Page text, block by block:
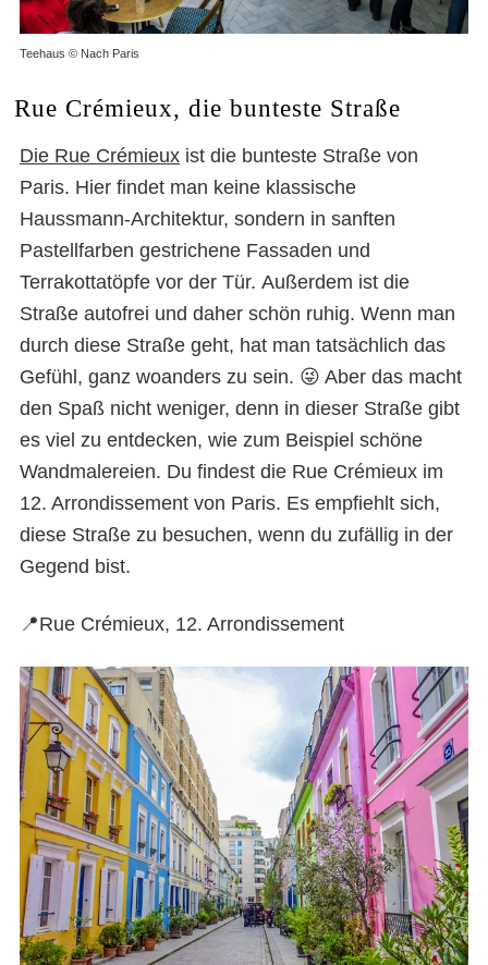
Teehaus © Nach Paris
Rue Crémieux, die bunteste Straße
Die Rue Crémieux ist die bunteste Straße von
Paris. Hier findet man keine klassische
Haussmann-Architektur, sondern in sanften
Pastellfarben gestrichene Fassaden und
Terrakottatöpfe vor der Tür. Außerdem ist die
Straße autofrei und daher schön ruhig. Wenn man
durch diese Straße geht, hat man tatsächlich das
Gefühl, ganz woanders zu sein. 😜 Aber das macht
den Spaß nicht weniger, denn in dieser Straße gibt
es viel zu entdecken, wie zum Beispiel schöne
Wandmalereien. Du findest die Rue Crémieux im
12. Arrondissement von Paris. Es empfiehlt sich,
diese Straße zu besuchen, wenn du zufällig in der
Gegend bist.
📍Rue Crémieux, 12. Arrondissement